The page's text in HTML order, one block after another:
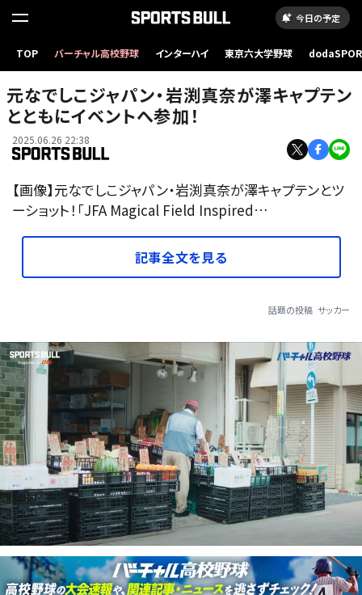
今日の予定
TOP バーチャル高校野球 インターハイ 東京六大学野球
元なでしこジャパン・岩渕真奈が澤キャプテン
とともにイベントへ参加！
2025.06.26 22:38
【画像】元なでしこジャパン・岩渕真奈が澤キャプテンとツ
ーショット！「JFA Magical Field Inspired…
記事全文を見る
話題の投稿 サッカー